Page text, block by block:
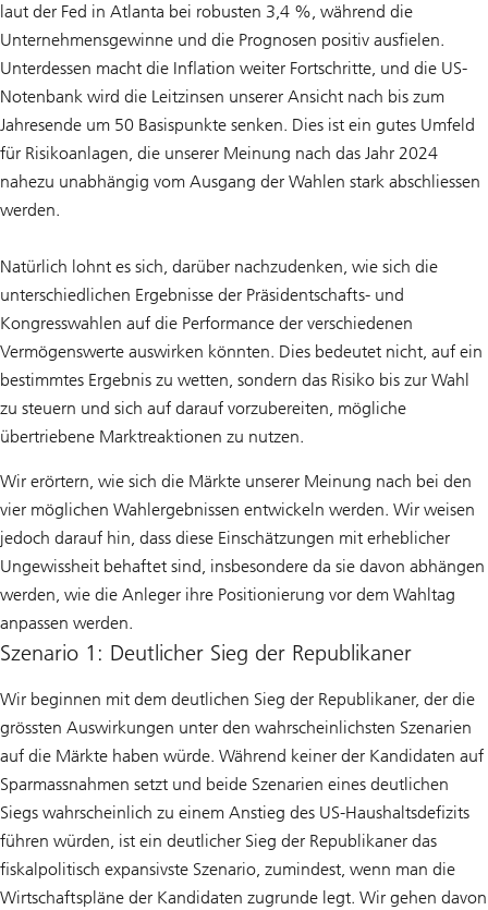
laut der Fed in Atlanta bei robusten 3,4 %, während die
Unternehmensgewinne und die Prognosen positiv ausfielen.
Unterdessen macht die Inflation weiter Fortschritte, und die US-
Notenbank wird die Leitzinsen unserer Ansicht nach bis zum
Jahresende um 50 Basispunkte senken. Dies ist ein gutes Umfeld
für Risikoanlagen, die unserer Meinung nach das Jahr 2024
nahezu unabhängig vom Ausgang der Wahlen stark abschliessen
werden.
Natürlich lohnt es sich, darüber nachzudenken, wie sich die
unterschiedlichen Ergebnisse der Präsidentschafts- und
Kongresswahlen auf die Performance der verschiedenen
Vermögenswerte auswirken könnten. Dies bedeutet nicht, auf ein
bestimmtes Ergebnis zu wetten, sondern das Risiko bis zur Wahl
zu steuern und sich auf darauf vorzubereiten, mögliche
übertriebene Marktreaktionen zu nutzen.
Wir erörtern, wie sich die Märkte unserer Meinung nach bei den
vier möglichen Wahlergebnissen entwickeln werden. Wir weisen
jedoch darauf hin, dass diese Einschätzungen mit erheblicher
Ungewissheit behaftet sind, insbesondere da sie davon abhängen
werden, wie die Anleger ihre Positionierung vor dem Wahltag
anpassen werden.
Szenario 1: Deutlicher Sieg der Republikaner
Wir beginnen mit dem deutlichen Sieg der Republikaner, der die
grössten Auswirkungen unter den wahrscheinlichsten Szenarien
auf die Märkte haben würde. Während keiner der Kandidaten auf
Sparmassnahmen setzt und beide Szenarien eines deutlichen
Siegs wahrscheinlich zu einem Anstieg des US-Haushaltsdefizits
führen würden, ist ein deutlicher Sieg der Republikaner das
fiskalpolitisch expansivste Szenario, zumindest, wenn man die
Wirtschaftspläne der Kandidaten zugrunde legt. Wir gehen davon